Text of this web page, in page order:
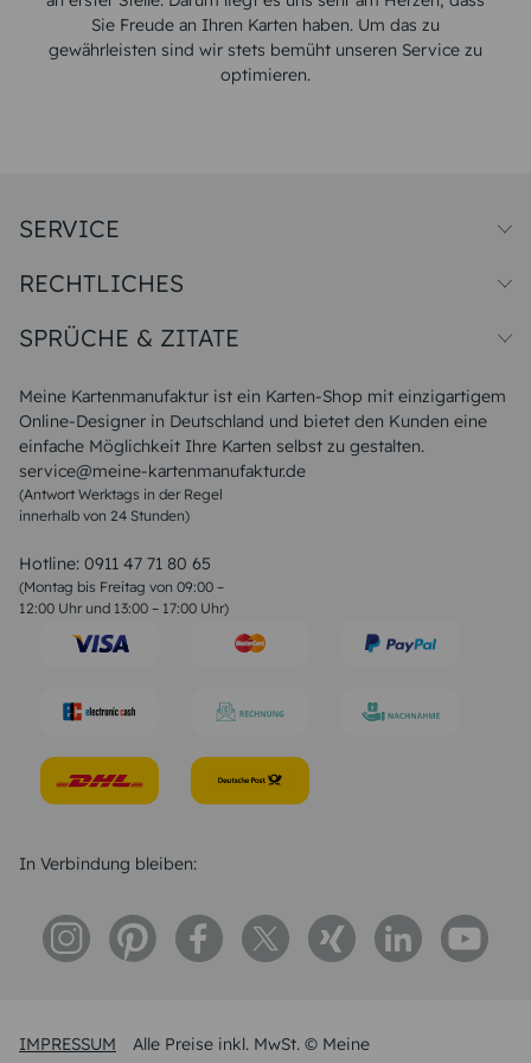
Sie Freude an Ihren Karten haben. Um das zu
gewährleisten sind wir stets bemüht unseren Service zu
optimieren.
Meine Kartenmanufaktur ist ein Karten-Shop mit einzigartigem
Online-Designer in Deutschland und bietet den Kunden eine
einfache Möglichkeit Ihre Karten selbst zu gestalten.
service@meine-kartenmanufaktur.de
(Antwort Werktags in der Regel
innerhalb von 24 Stunden)
Hotline: 0911 47 71 80 65
(Montag bis Freitag von 09:00 –
12:00 Uhr und 13:00 – 17:00 Uhr)
SERVICE
Papiersorten
Unsere Produktion
Magazin
FAQ
RECHTLICHES
Widerrufsbelehrung
SPRÜCHE & ZITATE
Liebeskummer Sprüche
Sommer Sprüche
Muttertagssprüche
Sprüche zur Hochzeit
Sprüche zur Konfirmation & Kommunion
Weihnachtsgedichte
Liebessprüche
Geburtstagssprüche
Trauersprüche
Konfirmation Glückwünsche
IMPRESSUM
Alle Preise inkl. MwSt. © Meine
In Verbindung bleiben: